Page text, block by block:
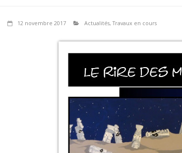
12 novembre 2017 Actualités,Travaux en cours